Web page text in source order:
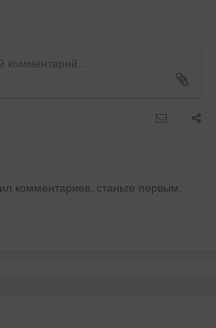
комментариев, станьте первым.